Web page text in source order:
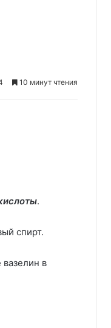
10 минут чтения
.
спирт.
в